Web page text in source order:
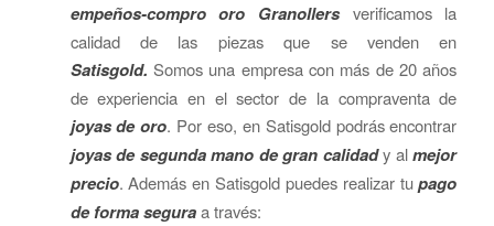
empeños-compro oro Granollers verificamos la
calidad de las piezas que se venden en
Satisgold. Somos una empresa con más de 20 años
de experiencia en el sector de la compraventa de
joyas de oro. Por eso, en Satisgold podrás encontrar
joyas de segunda mano de gran calidady almejor
precio. Además en Satisgold puedes realizar tupago
de forma seguraa través: